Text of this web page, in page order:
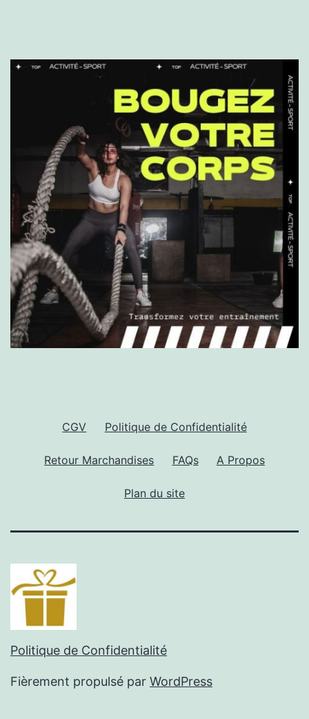
CGV Politique de Confidentialité
Retour Marchandises FAQs A Propos
Plan du site
Politique de Confidentialité
Fièrement propulsé par WordPress